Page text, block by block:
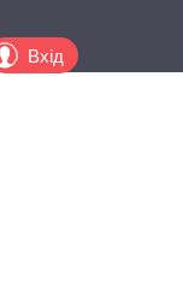
Вхід